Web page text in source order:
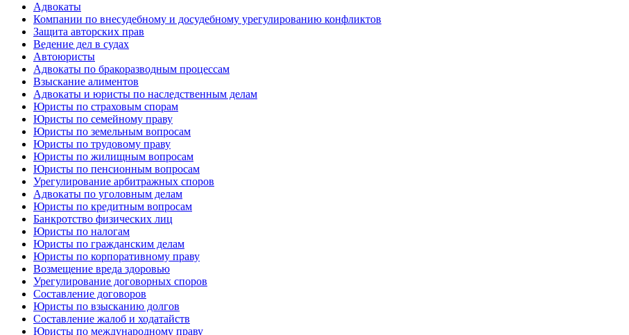
Адвокаты
Компании по внесудебному и досудебному урегулированию конфликтов
Защита авторских прав
Ведение дел в судах
Автоюристы
Адвокаты по бракоразводным процессам
Взыскание алиментов
Адвокаты и юристы по наследственным делам
Юристы по страховым спорам
Юристы по семейному праву
Юристы по земельным вопросам
Юристы по трудовому праву
Юристы по жилищным вопросам
Юристы по пенсионным вопросам
Урегулирование арбитражных споров
Адвокаты по уголовным делам
Юристы по кредитным вопросам
Банкротство физических лиц
Юристы по налогам
Юристы по гражданским делам
Юристы по корпоративному праву
Возмещение вреда здоровью
Урегулирование договорных споров
Составление договоров
Юристы по взысканию долгов
Составление жалоб и ходатайств
Юристы по международному праву